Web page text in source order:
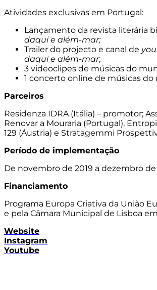
Atividades exclusivas em Portugal:
Lançamento da revista literária
daqui e além-mar;
Trailer do projecto e canal de
daqui e além-mar;
3 videoclipes de músicas do
1 concerto online de músicas do
Parceiros
Residenza IDRA (Itália) – promotor;
Renovar a Mouraria (Portugal),
129 (Áustria) e Stratagemmi
Período de implementação
De novembro de 2019 a dezembro de
Financiamento
Programa Europa Criativa da União
e pela Câmara Municipal de Lisboa
Website
Instagram
Youtube